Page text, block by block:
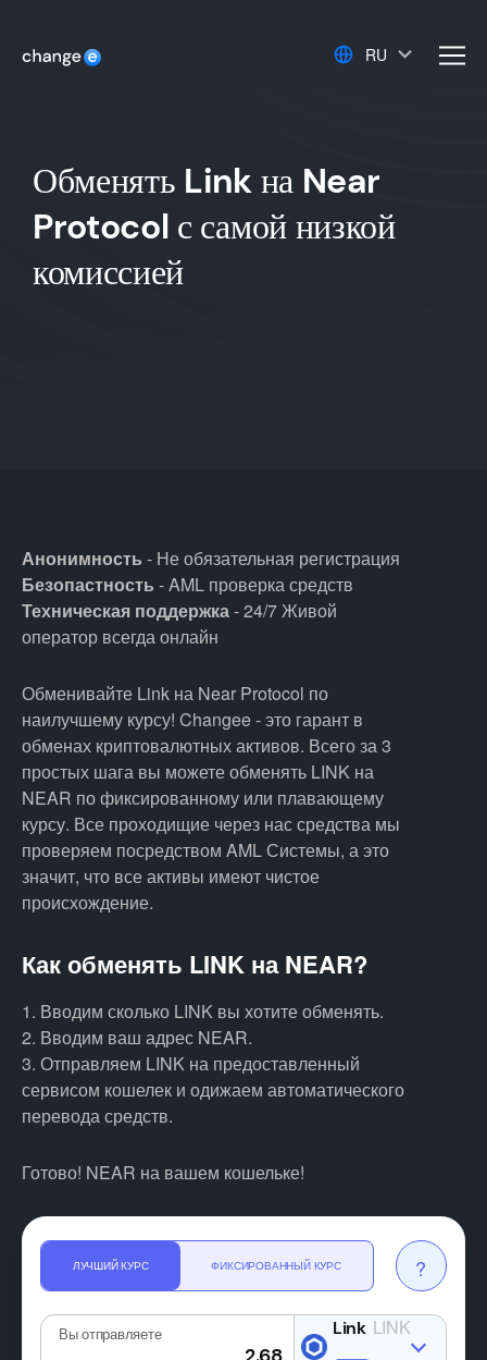
RU
Обменять Link на Near
Protocol с самой низкой
комиссией
Анонимность - Не обязательная регистрация
Безопастность - AML проверка средств
Техническая поддержка- 24/7 Живой
оператор всегда онлайн
Обменивайте Link на Near Protocol по
наилучшему курсу! Changee - это гарант в
обменах криптовалютных активов. Всего за 3
простых шага вы можете обменять LINK на
NEAR по фиксированному или плавающему
курсу. Все проходищие через нас средства мы
проверяем посредством AML Системы, а это
значит, что все активы имеют чистое
происхождение.
Как обменять LINK на NEAR?
1. Вводим сколько LINK вы хотите обменять.
2. Вводим ваш адрес NEAR.
3. Отправляем LINK на предоставленный
сервисом кошелек и одижаем автоматического
перевода средств.
Готово! NEAR на вашем кошельке!
ЛУЧШИЙ КУРС ФИКСИРОВАННЫЙ КУРС ?
Вы отправляете LINK